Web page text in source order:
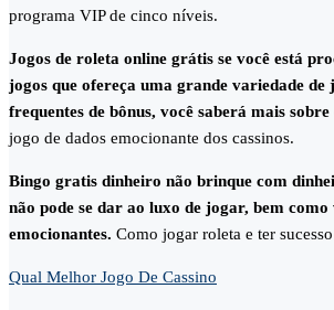
programa VIP de cinco níveis.
Jogos de roleta online grátis se você está
jogos que ofereça uma grande variedade de
frequentes de bônus, você saberá mais sobre
jogo de dados emocionante dos cassinos.
Bingo gratis dinheiro não brinque com
não pode se dar ao luxo de jogar, bem como
emocionantes. Como jogar roleta e ter
Qual Melhor Jogo De Cassino